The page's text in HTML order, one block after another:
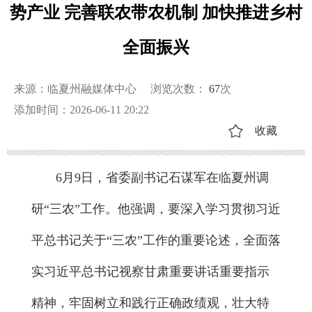
势产业 完善联农带农机制 加快推进乡村
全面振兴
来源：临夏州融媒体中心 浏览次数： 67次
添加时间：2026-06-11 20:22
收藏
6月9日，省委副书记石谋军在临夏州调
研“三农”工作。他强调，要深入学习贯彻习近
平总书记关于“三农”工作的重要论述，全面落
实习近平总书记视察甘肃重要讲话重要指示
精神，牢固树立和践行正确政绩观，壮大特